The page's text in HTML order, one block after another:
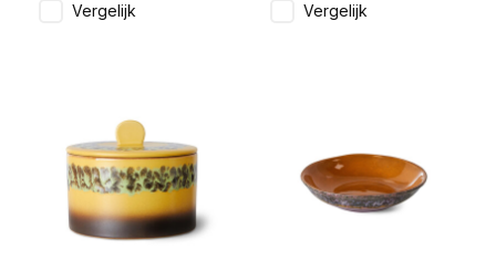
Vergelijk Vergelijk